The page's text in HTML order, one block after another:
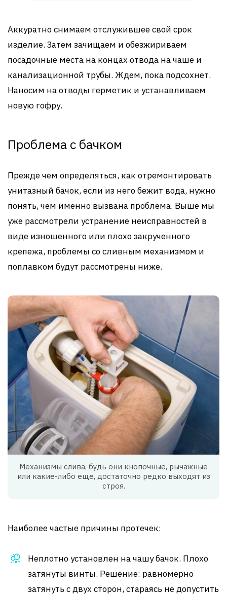
Аккуратно снимаем отслужившее свой срок
изделие. Затем зачищаем и обезжириваем
посадочные места на концах отвода на чаше и
канализационной трубы. Ждем, пока подсохнет.
Наносим на отводы герметик и устанавливаем
новую гофру.
Проблема с бачком
Прежде чем определяться, как отремонтировать
унитазный бачок, если из него бежит вода, нужно
понять, чем именно вызвана проблема. Выше мы
уже рассмотрели устранение неисправностей в
виде изношенного или плохо закрученного
крепежа, проблемы со сливным механизмом и
поплавком будут рассмотрены ниже.
Механизмы слива, будь они кнопочные, рычажные
или какие-либо еще, достаточно редко выходят из
строя.
Наиболее частые причины протечек:
Неплотно установлен на чашу бачок. Плохо
затянуты винты. Решение: равномерно
затянуть с двух сторон, стараясь не допустить